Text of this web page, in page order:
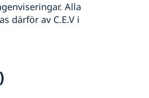
Alla
därför av C.E.V i